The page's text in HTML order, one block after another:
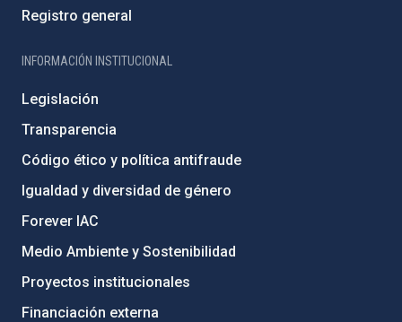
Registro general
INFORMACIÓN INSTITUCIONAL
Legislación
Transparencia
Código ético y política antifraude
Igualdad y diversidad de género
Forever IAC
Medio Ambiente y Sostenibilidad
Proyectos institucionales
Financiación externa